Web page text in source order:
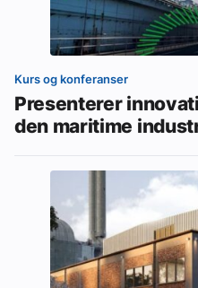
Kurs og konferanser
Presenterer
den maritime